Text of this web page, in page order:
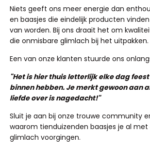
effortless maintenance
💙 Give your dog or cat the warmth
LectroSoft™ cover—soft, practical, and
everyday comfort. Bringing warmth and
cozy rest stop. 🐕🔥🛏️
normale slijtage, maar mail ons ook dan
kijken graag of we iets voor je kunnen
Heb je per ongeluk een verkeerd adres
ons dan binnen 24 uur een mailtje op
lossen we het direct voor je op."
Niets geeft ons meer energie dan
en baasjes die eindelijk producten
van worden. Bij ons draait het om
die onmisbare glimlach bij het uitpakken.
Een van onze klanten stuurde ons
"Het is hier thuis letterlijk elke dag
binnen hebben. Je merkt gewoon aan
liefde over is nagedacht!"
Sluit je aan bij onze trouwe community
waarom tienduizenden baasjes je al
glimlach voorgingen.